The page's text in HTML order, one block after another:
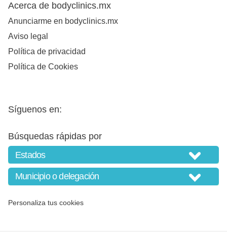
Acerca de bodyclinics.mx
Anunciarme en bodyclinics.mx
Aviso legal
Política de privacidad
Política de Cookies
Síguenos en:
Búsquedas rápidas por
Personaliza tus cookies